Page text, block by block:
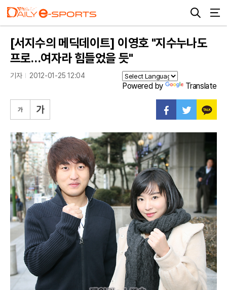
[서지수의 메딕데이트] 이영호 "지수누나도
프로…여자라 힘들었을 듯"
기자 2012-01-25 12:04
Powered by Translate